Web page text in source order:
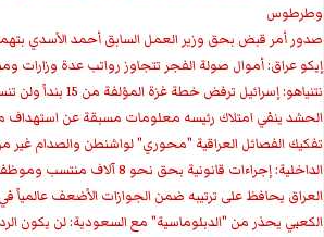
وطرطوس
صدور أمر قبض بحق وزير العمل السابق أحمد الأسدي
إيكو عراق: أموال صولة الفجر تتجاوز رواتب عدة وزارات
نتنياهو: إسرائيل ترفض خطة غزة المؤلفة من 15 بنداً ولن تنسحب منها
الحشد ينفي امتلاك رئيسه معلومات مسبقة عن استهداف
تفكيك الفصائل العراقية "محوري" لواشنطن والصدام غير
الداخلية: إجراءات قانونية بحق نحو 8 آلاف منتسب وموظف منذ بداية 2026
العراق يحافظ على ترتيبه ضمن الجوازات الأضعف عالمياً في آب
الكعبي يحذر من "الدبلوماسية" مع السعودية: لن يكون الرد